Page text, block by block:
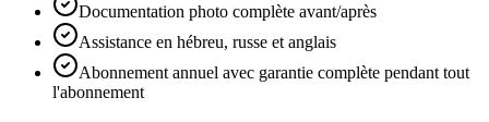
Documentation photo complète avant/après
Assistance en hébreu, russe et anglais
Abonnement annuel avec garantie complète pendant tout
l'abonnement